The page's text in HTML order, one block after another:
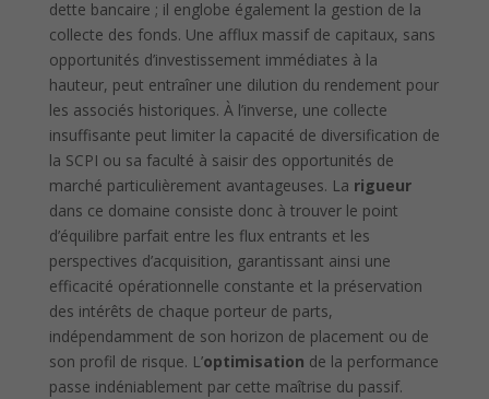
dette bancaire ; il englobe également la gestion de la
collecte des fonds. Une afflux massif de capitaux, sans
opportunités d’investissement immédiates à la
hauteur, peut entraîner une dilution du rendement pour
les associés historiques. À l’inverse, une collecte
insuffisante peut limiter la capacité de diversification de
la SCPI ou sa faculté à saisir des opportunités de
marché particulièrement avantageuses. La rigueur
dans ce domaine consiste donc à trouver le point
d’équilibre parfait entre les flux entrants et les
perspectives d’acquisition, garantissant ainsi une
efficacité opérationnelle constante et la préservation
des intérêts de chaque porteur de parts,
indépendamment de son horizon de placement ou de
son profil de risque. L’optimisation de la performance
passe indéniablement par cette maîtrise du passif.